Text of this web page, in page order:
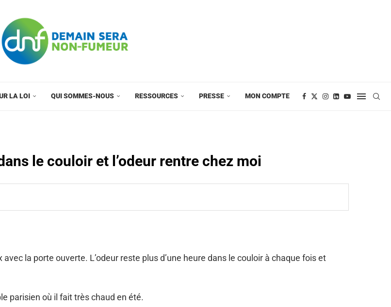
LA LOI QUI SOMMES-NOUS RESSOURCES PRESSE MON COMPTE
le couloir et l’odeur rentre chez moi
la porte ouverte. L’odeur reste plus d’une heure dans le couloir à chaque fois et
parisien où il fait très chaud en été.